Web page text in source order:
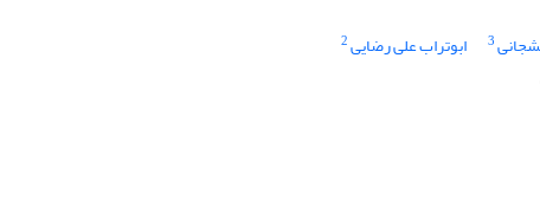
3 ابوتراب علی رضایی2